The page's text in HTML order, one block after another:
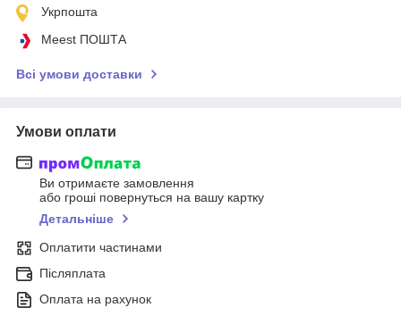
Укрпошта
Meest ПОШТА
Всі умови доставки
Умови оплати
Ви отримаєте замовлення
або гроші повернуться на вашу картку
Детальніше
Оплатити частинами
Післяплата
Оплата на рахунок